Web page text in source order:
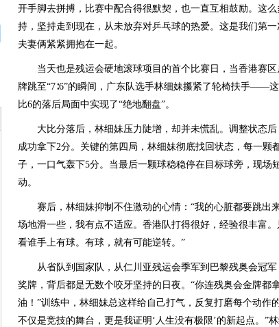
开手脚去拼搏，比赛中配合得很默契，也一直互相鼓励。这
持，坚持走到现在，从未放弃对乒乓球的热爱。这是我们第一
夫妻俩紧紧拥抱在一起。
当天也是残运会硬地滚球项目的首个比赛日，当香港赛区
牌跳至“7∶6”的瞬间，广东队选手林细妹攥紧了轮椅扶手——
比6的落后局面中实现了“绝地翻盘”。
大比分落后，林细妹压力陡增，却并未慌乱。调整状态后
成功拿下2分。关键的第四局，林细妹彻底找回状态，每一颗
子，一口气轰下5分。当最后一颗球稳稳停在目标球旁，现场
动。
赛后，林细妹抑制不住激动的心情：“我的心脏都要跳出
场地滑一些，我有点不适应。香港队打得很好，经验很丰富。
看谁手上有球。有球，就有可能逆转。”
从省队到国家队，从仁川亚残运会季军到巴黎残奥会冠军
奖牌，背后都是无数个咬牙坚持的日夜。“你连残奥会金牌都
油！”训练中，林细妹总这样给自己打气，反复打磨每个动作
不仅是竞技的舞台，更是我证明‘人生没有极限’的新起点。”林